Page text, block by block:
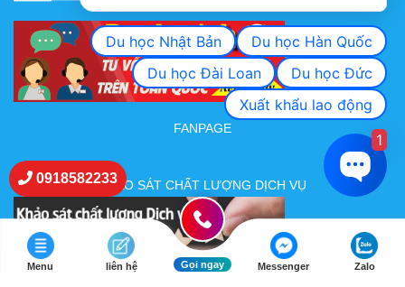
FANPAGE
KHẢO SÁT CHẤT LƯỢNG DỊCH VỤ
0918582233
Menu liên hệ Gọi ngay Messenger Zalo
Du học Nhật Bản
Du học Hàn Quốc
Du học Đài Loan
Du học Đức
Xuất khẩu lao động
1